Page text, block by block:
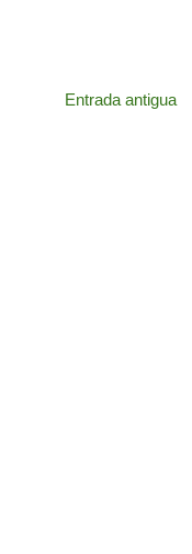
Entrada antigua